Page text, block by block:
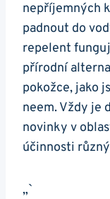
nepříjemných
padnout do
repelent
přírodní
pokožce, jako
neem. Vždy je
novinky v
účinnosti
„`